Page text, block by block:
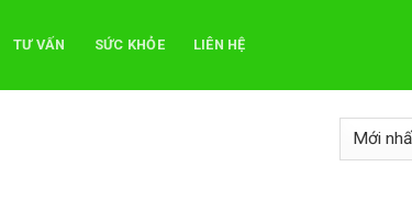
TƯ VẤN SỨC KHỎE LIÊN HỆ